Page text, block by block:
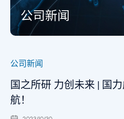
公司新闻
公司新闻
国之所研 力创未来 | 国
航！